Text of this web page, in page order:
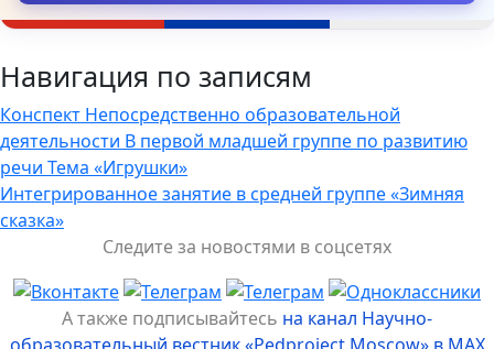
Навигация по записям
Конспект Непосредственно образовательной
деятельности В первой младшей группе по развитию
речи Тема «Игрушки»
Интегрированное занятие в средней группе «Зимняя
сказка»
Следите за новостями в соцсетях
А также подписывайтесь на канал Научно-